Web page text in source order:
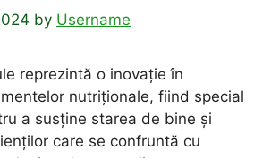
by Username
reprezintă o inovație în
nutriționale, fiind special
a susține starea de bine și
care se confruntă cu